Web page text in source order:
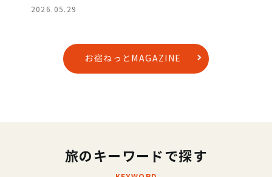
2026.05.29
お宿ねっとMAGAZINE
旅のキーワードで探す